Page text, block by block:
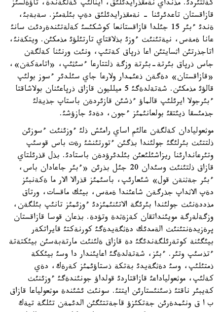
كةلتئردئ. مذنداي نةمقذرايدئلئق، اينالئپ كةلگةندة، تاؤةلسئز
قازاقستان تاعدئرئنا - نةمقذرايدئلئق دةپ بئلةمئز. سةبةبئ،
ةندئ ءبئر 15 جئلدا قازاقستانعا كوشكئسئ كةلةتئندةردئث سانئ
عانا ةمةس، نيةتئنئث ءوزئ بذلاقتاي تارتئلؤئ مذمكئن. ويتكةنئ،
اتاجذرتئن اثسايتئن اعا ذرپاق كةتئپ، ونئث ورنئنا كةلگةن
جاس ذرپاق بئرتة-بئرتة وزگة ذلتتارعا ءسئثئپ، «اتامةكةن»،
«قازاقستان» دةگةن ذعئمدار ولارعا جاي سئلدئر ءسوز بولئپ
قالؤئ مذمكئن. شةتةلدةگئ 5 ميلليون قازاق ذرپاعئنان بولاشاقتا
ءبئرجولا ايرئلئپ قالماؤ ءذشئن قازئردةن باستاپ جذيةلئ
جذمئسقا ذيئتقئ بولعانئمئز ءجون، دةدئ جازؤشئ.
موثعوليادان كةلگةن عالئم اساي رامئش ذلئ ءوزئنئث ءسوزئن
ذلتتئث بئرلئگئ جولئندا بذگئن ءتورتئنشئ رةت باس قوسئپ
وتئرعاندارئنا ريزاشئلئعئن بئلدئرؤدةن باستادئ. بذل قذرئلتاي
قازاق ذلتئنئث وسئدان 20 جئل بذرئن «ءبئر جاعادان باس،
ءبئر جةثنةن قول» شئعارئپ، باسئمئز قذرالا الار ما ةكةنبئز
دةپ الاثداپ جذرگةن شاعئندا ةمةس، بيئك ماقسات، ورتاق
مذددةنئث جولئندا بئرئگة الاتئنئمئزدئ ءوزئمئز تانئپ بئلگةن،
وزگةلةرگة مويئنداتقان كةزةثدة وتؤدة. بذعان قوسا قازاقستان
پرةزيدةنتئنئث الةمدئك دةثگةيدةگئ كورنةكتئ قايراتكةر
بيئگئنة كوتةرئلگةندئگئ دة قازاق ةلئنئث مارتةبةسئن بيئكتةتة
ءتذسئپ وتئر. ءبئز، شةتةلدةگئ اعايئندار دا وسئ بيئككة
ذمتئلئپ، وسئ دةثگةيدئ بةتكة ذستاؤئمئز كةرةك، دةي
كةلئپ، موثعولياداعئ قازاقتاردئ قولداؤ جونئندةگئ ءوزئنئث
كةيبئر ناقتئ ذسئنئستارئن ايتتئ. سونئث ئشئندة موثعولياعا قازاق
ب ا ق ونئمدةرئن جةتكئزؤ قاجةتتئگئن الدئمةن تئلگة تيةك